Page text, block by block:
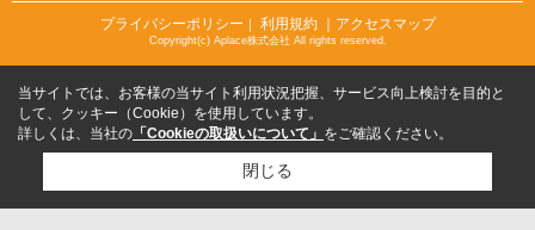
プライバシーポリシー ｜ 利用規約 ｜アクセスマップ
Copyright(c) Aplace株式会社 All rights reserved.
当サイトでは、お客様の当サイト利用状況把握、サービス向上検討を目的と
して、クッキー（Cookie）を使用しています。
詳しくは、当社の 「Cookieの取扱いについて」 をご確認ください。
閉じる